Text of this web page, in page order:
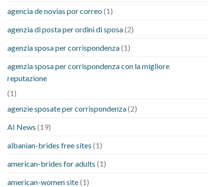
agencia de novias por correo (1)
agenzia di posta per ordini di sposa(2)
agenzia sposa per corrispondenza(1)
agenzia sposa per corrispondenza con la migliore
reputazione
(1)
agenzie sposate per corrispondenza(2)
AI News (19)
albanian-brides free sites (1)
american-brides for adults (1)
american-women site(1)